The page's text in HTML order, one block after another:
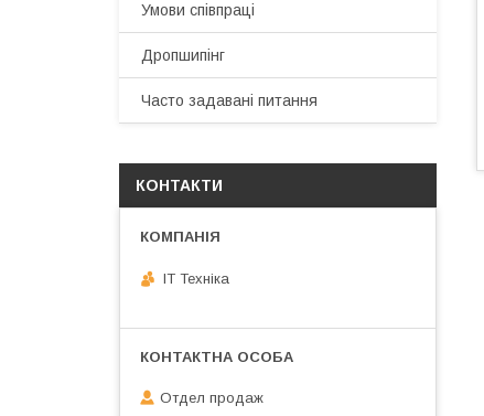
Умови співпраці
Дропшипінг
Часто задавані питання
КОНТАКТИ
IT Техніка
Отдел продаж